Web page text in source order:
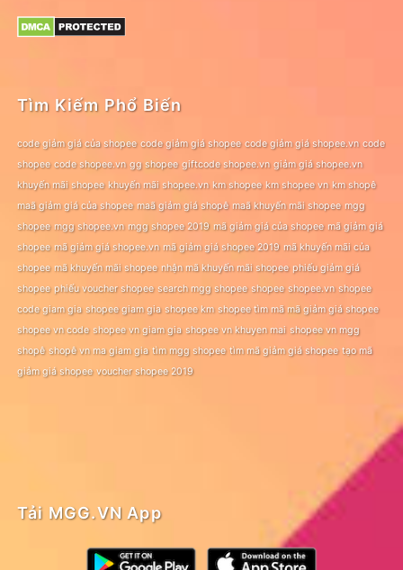
Tìm Kiếm Phổ Biến
code giảm giá của shopee code giảm giá shopee code giảm giá shopee.vn code
shopee code shopee.vn gg shopee giftcode shopee.vn giảm giá shopee.vn
khuyến mãi shopee khuyến mãi shopee.vn km shopee km shopee vn km shopê
maã giảm giá của shopee maã giảm giá shopê maã khuyến mãi shopee mgg
shopee mgg shopee.vn mgg shopee 2019 mã giảm giá của shopee mã giảm giá
shopee mã giảm giá shopee.vn mã giảm giá shopee 2019 mã khuyến mãi của
shopee mã khuyến mãi shopee nhận mã khuyến mãi shopee phiếu giảm giá
shopee phiếu voucher shopee search mgg shopee shopee shopee.vn shopee
code giam gia shopee giam gia shopee km shopee tìm mã mã giảm giá shopee
shopee vn code shopee vn giam gia shopee vn khuyen mai shopee vn mgg
shopê shopê vn ma giam gia tìm mgg shopee tìm mã giảm giá shopee tạo mã
giảm giá shopee voucher shopee 2019
Tải MGG.VN App